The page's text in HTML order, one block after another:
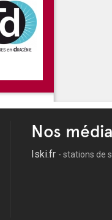
Nos
Iski.fr - stations de